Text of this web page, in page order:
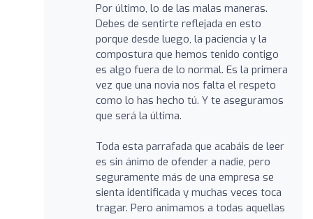
Por último, lo de las malas maneras.
Debes de sentirte reflejada en esto
porque desde luego, la paciencia y la
compostura que hemos tenido contigo
es algo fuera de lo normal. Es la primera
vez que una novia nos falta el respeto
como lo has hecho tú. Y te aseguramos
que será la última.
Toda esta parrafada que acabáis de leer
es sin ánimo de ofender a nadie, pero
seguramente más de una empresa se
sienta identificada y muchas veces toca
tragar. Pero animamos a todas aquellas